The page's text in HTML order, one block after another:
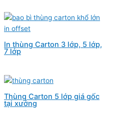
In thùng Carton 3 lớp, 5 lớp,
7 lớp
Thùng Carton 5 lớp giá gốc
tại xưởng